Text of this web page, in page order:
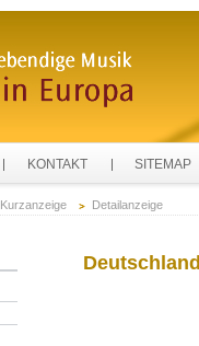
KONTAKT SITEMAP
Kurzanzeige Detailanzeige
Deutschland